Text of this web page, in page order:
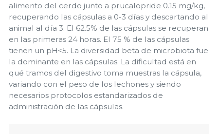
alimento del cerdo junto a prucalopride 0.15 mg/kg,
recuperando las cápsulas a 0-3 días y descartando al
animal al día 3. El 62.5% de las cápsulas se recuperan
en las primeras 24 horas. El 75 % de las cápsulas
tienen un pH<5. La diversidad beta de microbiota fue
la dominante en las cápsulas. La dificultad está en
qué tramos del digestivo toma muestras la cápsula,
variando con el peso de los lechones y siendo
necesarios protocolos estandarizados de
administración de las cápsulas.